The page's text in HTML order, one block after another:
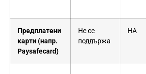
Предплатени
карти (напр.
Paysafecard)
Не се
поддържа
НА